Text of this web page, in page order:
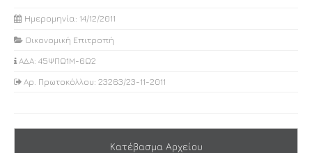
Ημερομηνία: 14/12/2011
Οικονομική Επιτροπή
ΑΔΑ: 45ΨΠΩ1Μ-6Ω2
Αρ. Πρωτοκόλλου: 23263/23-11-2011
Κατέβασμα Αρχείου